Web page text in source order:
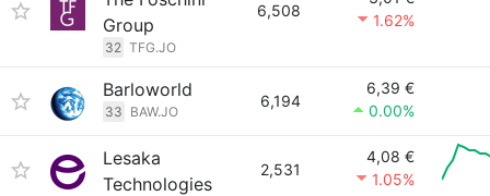
Group
32 TFG.JO
6,508
1.62%
Barloworld
33 BAW.JO
6,194
6,39 €
0.00%
Lesaka
Technologies
2,531
4,08 €
1.05%